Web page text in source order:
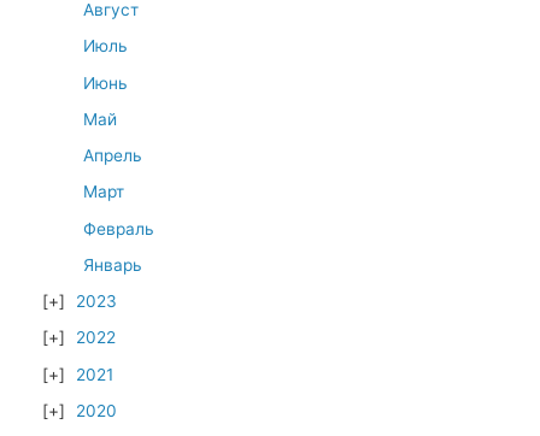
Август
Июль
Июнь
Май
Апрель
Март
Февраль
Январь
2023
2022
2021
2020